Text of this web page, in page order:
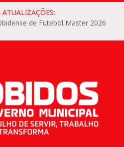
de Futebol Master 2026